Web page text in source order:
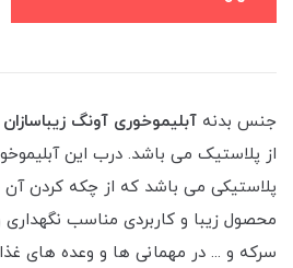
جنس بدنه آبلیموخوری آونگ زیباسازان
از پلاستیک می باشد. درب این
پلاستیکی می باشد که از چکه کردن آن
محصول زیبا و کاربردی مناسب نگهداری و
سرکه و ... در مهمانی ها و وعده های